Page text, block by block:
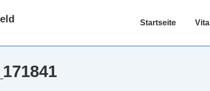
Hauptnavigation
Startseite Vita